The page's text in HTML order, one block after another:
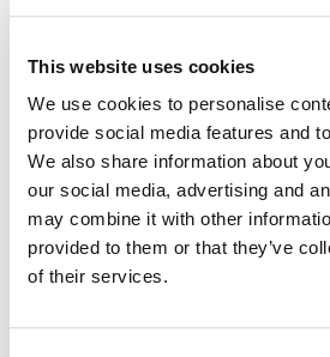
This website uses cookies
We use cookies to personalise
provide social media features and
We also share information about
our social media, advertising and
may combine it with other
provided to them or that they’ve
of their services.
na którym skupimy się w tym
Dane kontaktowe

questus
91-811 Łódź